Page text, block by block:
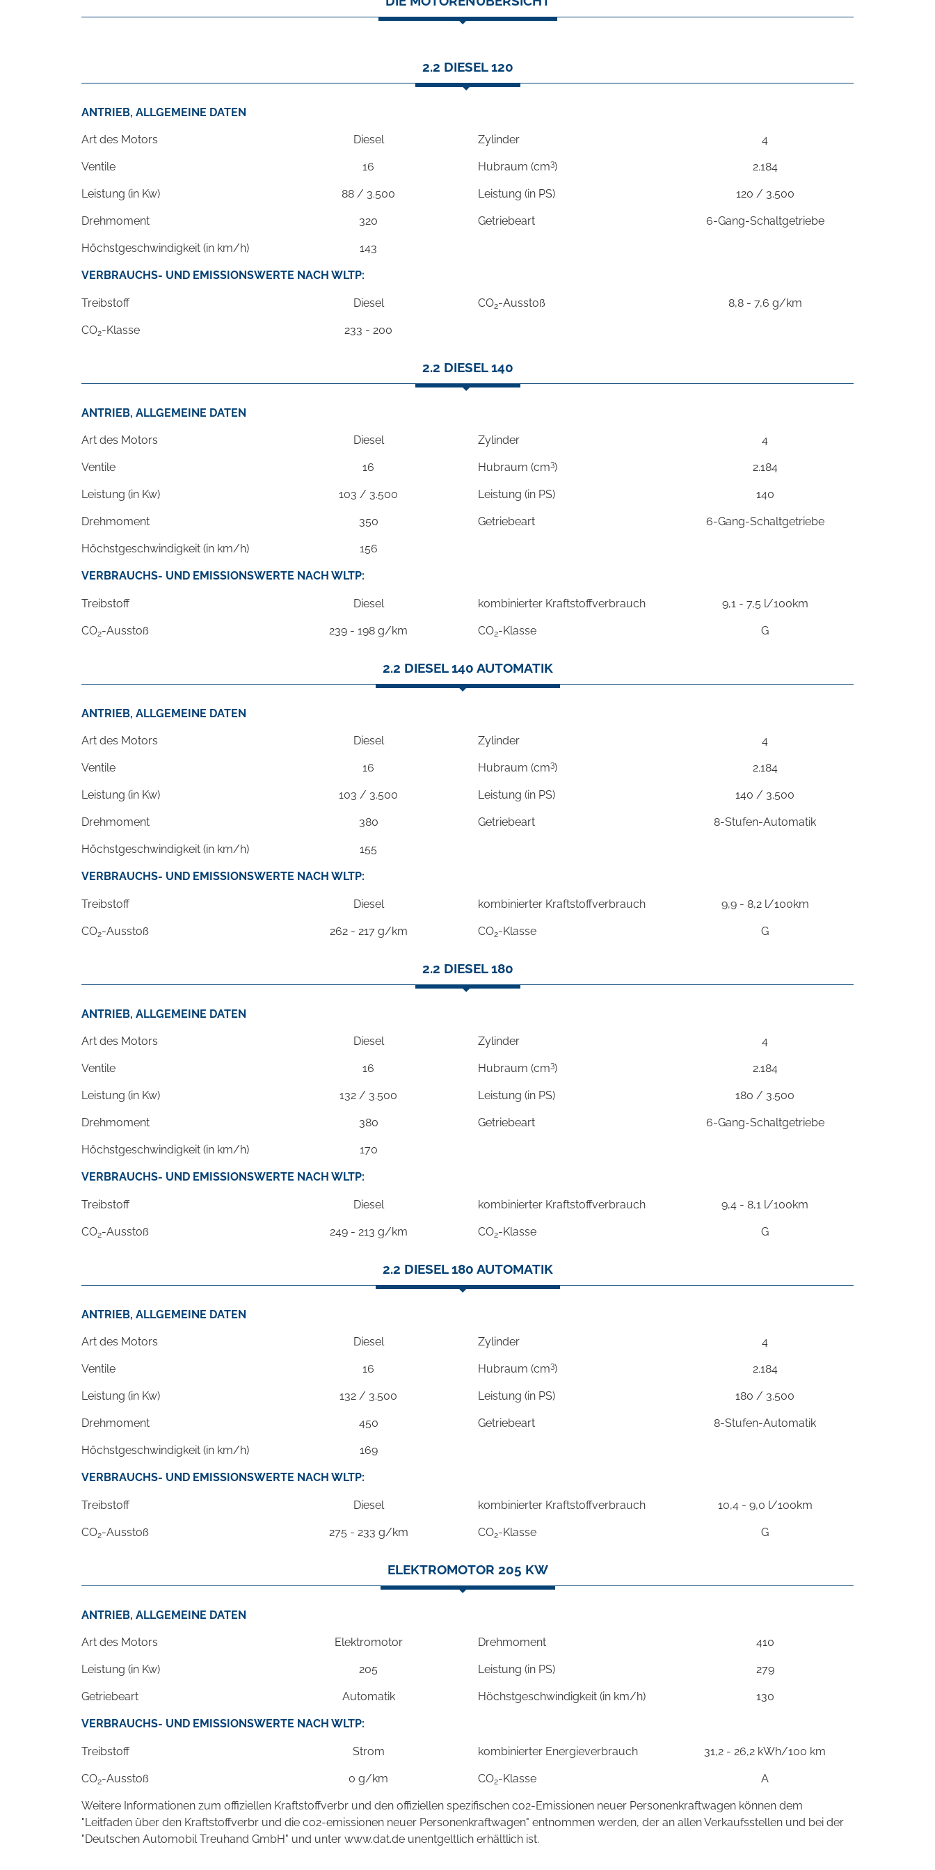
2.2 DIESEL 120
ANTRIEB, ALLGEMEINE DATEN
Art des Motors Diesel Zylinder 4
Ventile 16 Hubraum (cm3) 2.184
Leistung (in Kw) 88 / 3.500 Leistung (in PS) 120 / 3.500
Drehmoment 320 Getriebeart 6-Gang-Schaltgetriebe
Höchstgeschwindigkeit (in km/h) 143
VERBRAUCHS- UND EMISSIONSWERTE NACH WLTP:
Treibstoff Diesel CO2-Ausstoß 8,8 - 7,6 g/km
CO2-Klasse 233 - 200
2.2 DIESEL 140
ANTRIEB, ALLGEMEINE DATEN
Art des Motors Diesel Zylinder 4
Ventile 16 Hubraum (cm3) 2.184
Leistung (in Kw) 103 / 3.500 Leistung (in PS) 140
Drehmoment 350 Getriebeart 6-Gang-Schaltgetriebe
Höchstgeschwindigkeit (in km/h) 156
VERBRAUCHS- UND EMISSIONSWERTE NACH WLTP:
Treibstoff Diesel kombinierter Kraftstoffverbrauch 9,1 - 7,5 l/100km
CO2-Ausstoß 239 - 198 g/km CO2-Klasse G
2.2 DIESEL 140 AUTOMATIK
ANTRIEB, ALLGEMEINE DATEN
Art des Motors Diesel Zylinder 4
Ventile 16 Hubraum (cm3) 2.184
Leistung (in Kw) 103 / 3.500 Leistung (in PS) 140 / 3.500
Drehmoment 380 Getriebeart 8-Stufen-Automatik
Höchstgeschwindigkeit (in km/h) 155
VERBRAUCHS- UND EMISSIONSWERTE NACH WLTP:
Treibstoff Diesel kombinierter Kraftstoffverbrauch 9,9 - 8,2 l/100km
CO2-Ausstoß 262 - 217 g/km CO2-Klasse G
2.2 DIESEL 180
ANTRIEB, ALLGEMEINE DATEN
Art des Motors Diesel Zylinder 4
Ventile 16 Hubraum (cm3) 2.184
Leistung (in Kw) 132 / 3.500 Leistung (in PS) 180 / 3.500
Drehmoment 380 Getriebeart 6-Gang-Schaltgetriebe
Höchstgeschwindigkeit (in km/h) 170
VERBRAUCHS- UND EMISSIONSWERTE NACH WLTP:
Treibstoff Diesel kombinierter Kraftstoffverbrauch 9,4 - 8,1 l/100km
CO2-Ausstoß 249 - 213 g/km CO2-Klasse G
2.2 DIESEL 180 AUTOMATIK
ANTRIEB, ALLGEMEINE DATEN
Art des Motors Diesel Zylinder 4
Ventile 16 Hubraum (cm3) 2.184
Leistung (in Kw) 132 / 3.500 Leistung (in PS) 180 / 3.500
Drehmoment 450 Getriebeart 8-Stufen-Automatik
Höchstgeschwindigkeit (in km/h) 169
VERBRAUCHS- UND EMISSIONSWERTE NACH WLTP:
Treibstoff Diesel kombinierter Kraftstoffverbrauch 10,4 - 9,0 l/100km
CO2-Ausstoß 275 - 233 g/km CO2-Klasse G
ELEKTROMOTOR 205 KW
ANTRIEB, ALLGEMEINE DATEN
Art des Motors Elektromotor Drehmoment 410
Leistung (in Kw) 205 Leistung (in PS) 279
Getriebeart Automatik Höchstgeschwindigkeit (in km/h) 130
VERBRAUCHS- UND EMISSIONSWERTE NACH WLTP:
Treibstoff Strom kombinierter Energieverbrauch 31,2 - 26,2 kWh/100 km
CO2-Ausstoß 0 g/km CO2-Klasse A
Weitere Informationen zum offiziellen Kraftstoffverbr und den offiziellen spezifischen co2-Emissionen neuer Personenkraftwagen können dem
"Leitfaden über den Kraftstoffverbr und die co2-emissionen neuer Personenkraftwagen" entnommen werden, der an allen Verkaufsstellen und bei der
"Deutschen Automobil Treuhand GmbH" und unter www.dat.de unentgeltlich erhältlich ist.